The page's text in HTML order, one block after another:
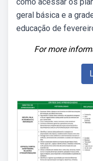
geral básica e a
educação de
For more